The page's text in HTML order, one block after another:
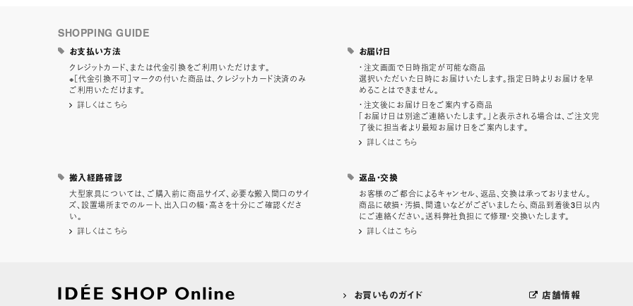
SHOPPING GUIDE
お支払い方法
クレジットカード、または代金引換をご利用いただけます。
※［代金引換不可］マークの付いた商品は、クレジットカード決済のみ
ご利用いただけます。
詳しくはこちら
お届け日
・注文画面で日時指定が可能な商品
選択いただいた日時にお届けいたします。指定日時よりお届けを早
めることはできません。
・注文後にお届け日をご案内する商品
「お届け日は別途ご連絡いたします。」と表示される場合は、ご注文完
了後に担当者より最短お届け日をご案内します。
詳しくはこちら
搬入経路確認
大型家具については、ご購入前に商品サイズ、必要な搬入間口のサイ
ズ、設置場所までのルート、出入口の幅・高さを十分にご確認くださ
い。
詳しくはこちら
返品・交換
お客様のご都合によるキャンセル、返品、交換は承っておりません。
商品に破損・汚損、間違いなどがございましたら、商品到着後3日以内
にご連絡ください。送料弊社負担にて修理・交換いたします。
詳しくはこちら
お買いものガイド
店舗情報